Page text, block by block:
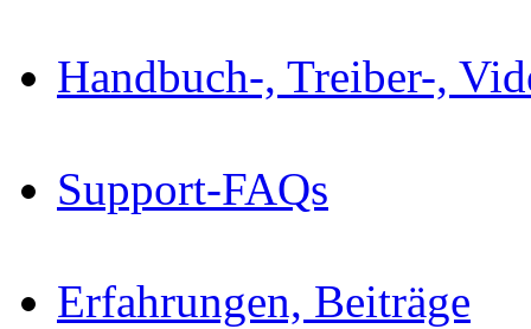
Handbuch-, Treiber-,
Support-FAQs
Erfahrungen, Beiträge